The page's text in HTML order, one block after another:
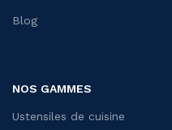
Blog
NOS GAMMES
Ustensiles de cuisine